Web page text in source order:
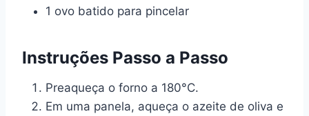
1 ovo batido para pincelar
Instruções Passo a Passo
Preaqueça o forno a 180°C.
Em uma panela, aqueça o azeite de oliva e